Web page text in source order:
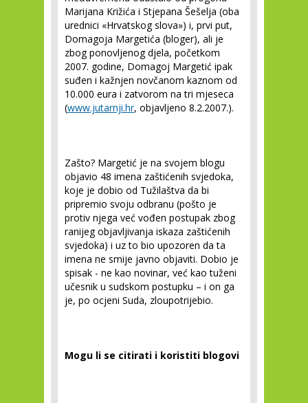
Marijana Križića i Stjepana Šešelja (oba
urednici «Hrvatskog slova») i, prvi put,
Domagoja Margetića (bloger), ali je
zbog ponovljenog djela, početkom
2007. godine, Domagoj Margetić ipak
suđen i kažnjen novčanom kaznom od
10.000 eura i zatvorom na tri mjeseca
(www.jutarnji.hr, objavljeno 8.2.2007.).
Zašto? Margetić je na svojem blogu
objavio 48 imena zaštićenih svjedoka,
koje je dobio od Tužilaštva da bi
pripremio svoju odbranu (pošto je
protiv njega već vođen postupak zbog
ranijeg objavljivanja iskaza zaštićenih
svjedoka) i uz to bio upozoren da ta
imena ne smije javno objaviti. Dobio je
spisak - ne kao novinar, već kao tuženi
učesnik u sudskom postupku – i on ga
je, po ocjeni Suda, zloupotrijebio.
Mogu li se citirati i koristiti blogovi